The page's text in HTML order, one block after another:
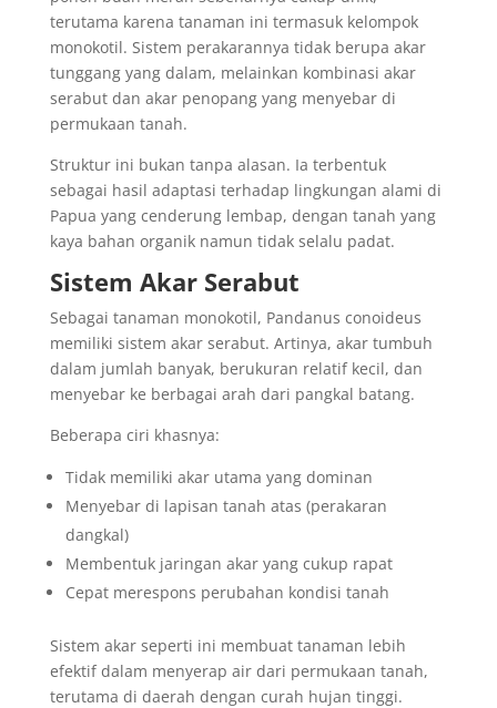
terutama karena tanaman ini termasuk kelompok
monokotil. Sistem perakarannya tidak berupa akar
tunggang yang dalam, melainkan kombinasi akar
serabut dan akar penopang yang menyebar di
permukaan tanah.
Struktur ini bukan tanpa alasan. Ia terbentuk
sebagai hasil adaptasi terhadap lingkungan alami di
Papua yang cenderung lembap, dengan tanah yang
kaya bahan organik namun tidak selalu padat.
Sistem Akar Serabut
Sebagai tanaman monokotil, Pandanus conoideus
memiliki sistem akar serabut. Artinya, akar tumbuh
dalam jumlah banyak, berukuran relatif kecil, dan
menyebar ke berbagai arah dari pangkal batang.
Beberapa ciri khasnya:
Tidak memiliki akar utama yang dominan
Menyebar di lapisan tanah atas (perakaran
dangkal)
Membentuk jaringan akar yang cukup rapat
Cepat merespons perubahan kondisi tanah
Sistem akar seperti ini membuat tanaman lebih
efektif dalam menyerap air dari permukaan tanah,
terutama di daerah dengan curah hujan tinggi.